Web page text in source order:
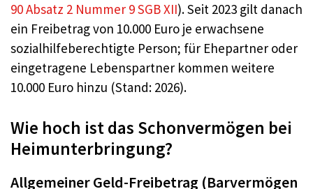
90 Absatz 2 Nummer 9 SGB XII). Seit 2023 gilt danach
ein Freibetrag von 10.000 Euro je erwachsene
sozialhilfeberechtigte Person; für Ehepartner oder
eingetragene Lebenspartner kommen weitere
10.000 Euro hinzu (Stand: 2026).
Wie hoch ist das Schonvermögen bei
Heimunterbringung?
Allgemeiner Geld-Freibetrag (Barvermögen